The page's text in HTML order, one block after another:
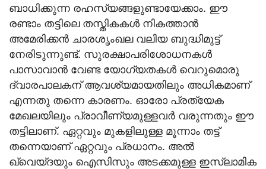
ബാധിക്കുന്ന രഹസ്യങ്ങളുണ്ടായേക്കാം. ഈ
രണ്ടാം തട്ടിലെ തസ്തികകള്‍ നികത്താന്‍
അമേരിക്കന്‍ ചാരശൃംഖല വലിയ ബുദ്ധിമുട്ട്
നേരിടുന്നുണ്ട്. സുരക്ഷാപരിശോധനകള്‍
പാസാവാന്‍ വേണ്ട യോഗ്യതകള്‍ വെറുമൊരു
ദ്വാരപാലകന് ആവശ്യമായതിലും അധികമാണ്
എന്നതു തന്നെ കാരണം. ഓരോ പ്രത്യേക
മേഖലയിലും പ്രാവീണ്യമുള്ളവര്‍ വരുന്നതും ഈ
തട്ടിലാണ്. ഏറ്റവും മുകളിലുള്ള മൂന്നാം തട്ട്
തന്നെയാണ് ഏറ്റവും പ്രധാനം. അല്‍
ഖ്വെയ്ദയും ഐസിസും അടക്കമുള്ള ഇസ്ലാമിക